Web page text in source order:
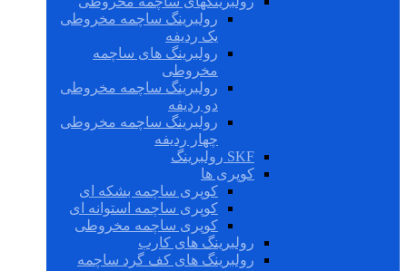
رولبرینگ ساچمه مخروطی
یک ردیفه
رولبرینگ های ساچمه
مخروطی
رولبرینگ ساچمه مخروطی
دو ردیفه
رولبرینگ ساچمه مخروطی
چهار ردیفه
SKF رولبرینگ
کوپری ها
کوپری ساچمه بشکه ای
کوپری ساچمه استوانه ای
کوپری ساچمه مخروطی
رولبرینگ های کارب
رولبرینگ های کف گرد ساچمه